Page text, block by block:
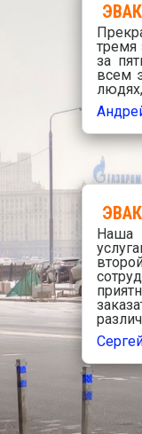
тремя
за
всем
Наша